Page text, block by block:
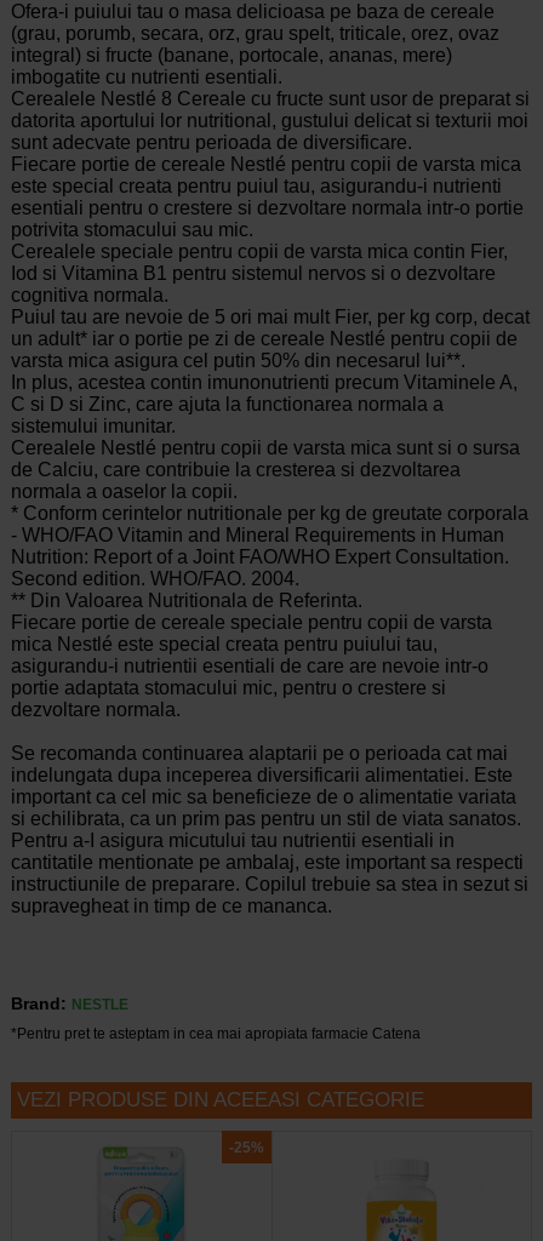
Ofera-i puiului tau o masa delicioasa pe baza de cereale
(grau, porumb, secara, orz, grau spelt, triticale, orez, ovaz
integral) si fructe (banane, portocale, ananas, mere)
imbogatite cu nutrienti esentiali.
Cerealele Nestlé 8 Cereale cu fructe sunt usor de preparat si
datorita aportului lor nutritional, gustului delicat si texturii moi
sunt adecvate pentru perioada de diversificare.
Fiecare portie de cereale Nestlé pentru copii de varsta mica
este special creata pentru puiul tau, asigurandu-i nutrienti
esentiali pentru o crestere si dezvoltare normala intr-o portie
potrivita stomacului sau mic.
Cerealele speciale pentru copii de varsta mica contin Fier,
Iod si Vitamina B1 pentru sistemul nervos si o dezvoltare
cognitiva normala.
Puiul tau are nevoie de 5 ori mai mult Fier, per kg corp, decat
un adult* iar o portie pe zi de cereale Nestlé pentru copii de
varsta mica asigura cel putin 50% din necesarul lui**.
In plus, acestea contin imunonutrienti precum Vitaminele A,
C si D si Zinc, care ajuta la functionarea normala a
sistemului imunitar.
Cerealele Nestlé pentru copii de varsta mica sunt si o sursa
de Calciu, care contribuie la cresterea si dezvoltarea
normala a oaselor la copii.
* Conform cerintelor nutritionale per kg de greutate corporala
- WHO/FAO Vitamin and Mineral Requirements in Human
Nutrition: Report of a Joint FAO/WHO Expert Consultation.
Second edition. WHO/FAO. 2004.
** Din Valoarea Nutritionala de Referinta.
Fiecare portie de cereale speciale pentru copii de varsta
mica Nestlé este special creata pentru puiului tau,
asigurandu-i nutrientii esentiali de care are nevoie intr-o
portie adaptata stomacului mic, pentru o crestere si
dezvoltare normala.
Se recomanda continuarea alaptarii pe o perioada cat mai
indelungata dupa inceperea diversificarii alimentatiei. Este
important ca cel mic sa beneficieze de o alimentatie variata
si echilibrata, ca un prim pas pentru un stil de viata sanatos.
Pentru a-I asigura micutului tau nutrientii esentiali in
cantitatile mentionate pe ambalaj, este important sa respecti
instructiunile de preparare. Copilul trebuie sa stea in sezut si
supravegheat in timp de ce mananca.
Brand: NESTLE
*Pentru pret te asteptam in cea mai apropiata farmacie Catena
VEZI PRODUSE DIN ACEEASI CATEGORIE
-25%